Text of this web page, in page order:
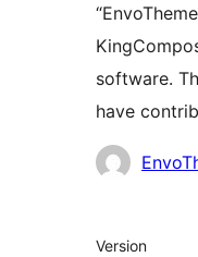
software.
have
কন্ট্রিবিউটর
মেটা
Version